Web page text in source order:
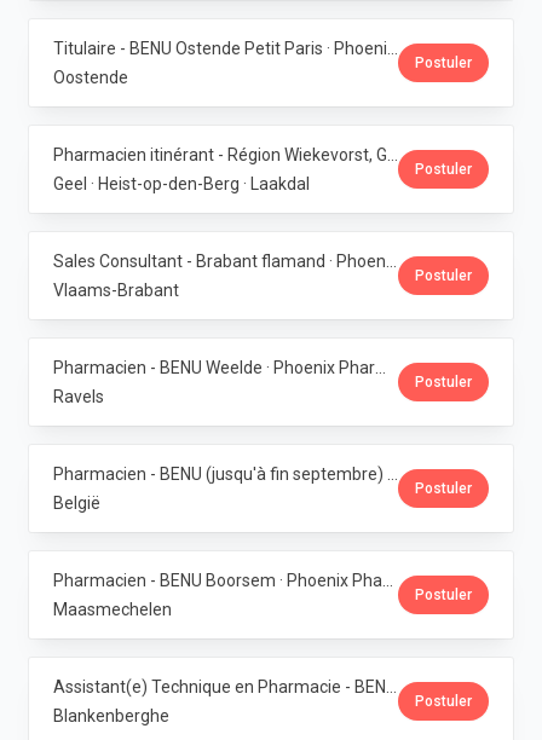
Oostende
Postuler
Geel · Heist-op-den-Berg · Laakdal
Postuler
Vlaams-Brabant
Postuler
Ravels
Postuler
België
Postuler
Maasmechelen
Postuler
Blankenberghe
Postuler